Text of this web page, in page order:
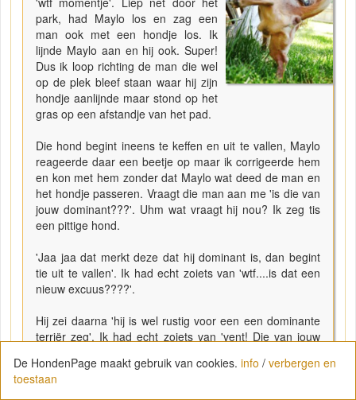
park, had Maylo los en zag een
man ook met een hondje los. Ik
lijnde Maylo aan en hij ook. Super!
Dus ik loop richting de man die wel
op de plek bleef staan waar hij zijn
hondje aanlijnde maar stond op het
gras op een afstandje van het pad.
Die hond begint ineens te keffen en uit te vallen, Maylo
reageerde daar een beetje op maar ik corrigeerde hem
en kon met hem zonder dat Maylo wat deed de man en
het hondje passeren. Vraagt die man aan me 'is die van
jouw dominant???'. Uhm wat vraagt hij nou? Ik zeg tis
een pittige hond.
'Jaa jaa dat merkt deze dat hij dominant is, dan begint
tie uit te vallen'. Ik had echt zoiets van 'wtf....is dat een
nieuw excuus????'.
Hij zei daarna 'hij is wel rustig voor een een dominante
terriër zeg'. Ik had echt zoiets van 'vent! Die van jouw
uitfloepte 'dat noemen ze een opgevoede hond'. Ik heb
niet meer gekeken naar het gezicht van die man en
De HondenPage maakt gebruik van cookies. info / verbergen en
toestaan